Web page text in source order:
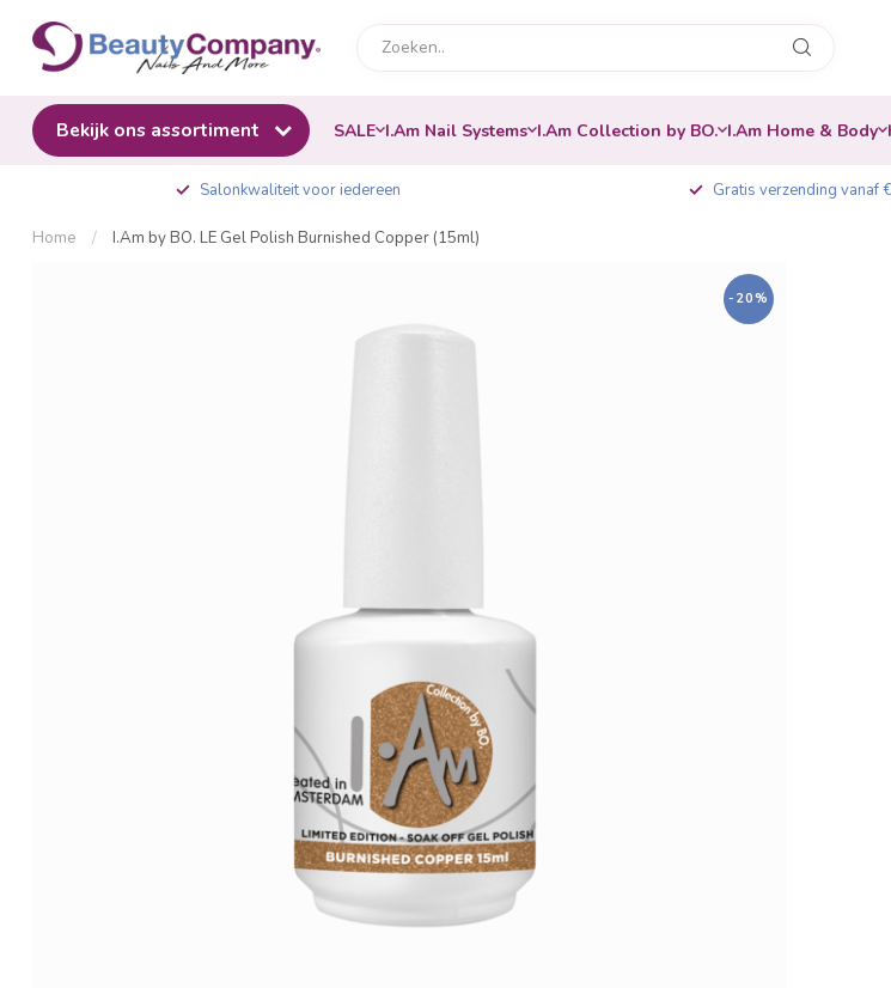
Bekijk ons assortiment SALE I.Am Nail Systems I.Am Collection by BO. I.Am Home & Body
Salonkwaliteit voor iedereen Gratis verzending vanaf
Home / I.Am by BO. LE Gel Polish Burnished Copper (15ml)
-20%